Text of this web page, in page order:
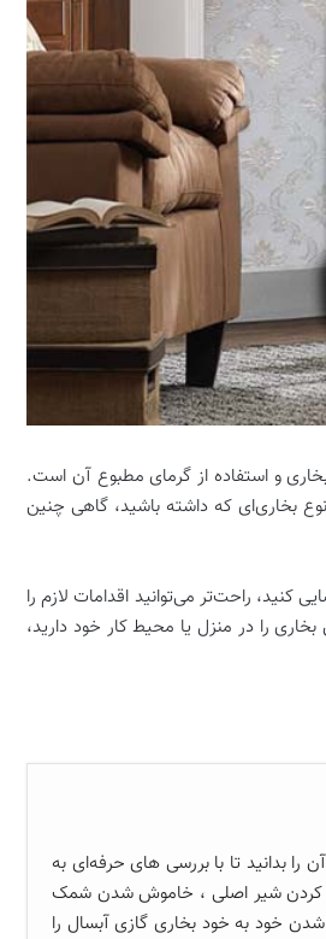
و استفاده از گرمای مطبوع آن است.
بخاری‌ای که داشته باشید، گاهی چنین
راحت‌تر می‌توانید اقدامات لازم را
را در منزل یا محیط کار خود دارید،
بدانید تا با بررسی های حرفه‌ای به
کردن شیر اصلی ، خاموش شدن شمک
خود به خود بخاری گازی آبسال را